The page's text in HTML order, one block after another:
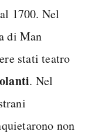
1700. Nel
di Man
stati teatro
. Nel
non